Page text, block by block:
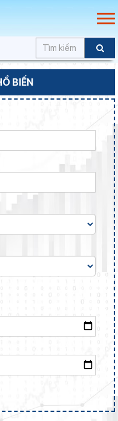
BIẾN
sự hỗ trợ giáo dục khi